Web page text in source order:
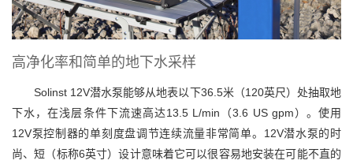
高净化率和简单的地下水采样
Solinst 12V潜水泵能够从地表以下36.5米（120英尺）处抽取地
下水，在浅层条件下流速高达13.5 L/min（3.6 US gpm）。使用
12V泵控制器的单刻度盘调节连续流量非常简单。12V潜水泵的时
尚、短（标称6英寸）设计意味着它可以很容易地安装在可能不直的